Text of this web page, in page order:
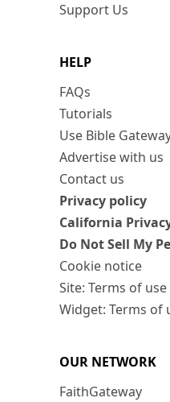
Support Us
HELP
FAQs
Tutorials
Use Bible
Advertise with us
Contact us
Privacy policy
California
Do Not Sell My
Cookie notice
Site: Terms of use
Widget: Terms of
OUR NETWORK
FaithGateway